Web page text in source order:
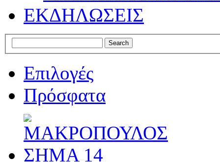
ΕΚΔΗΛΩΣΕΙΣ
Επιλογές
Πρόσφατα